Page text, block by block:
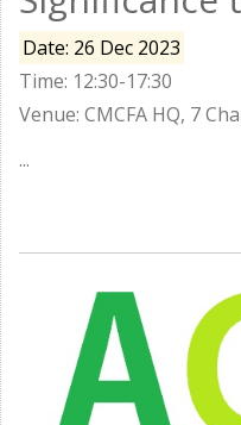
Date: 26 Dec 2023
Time: 12:30-17:30
Venue: CMCFA HQ, 7
...